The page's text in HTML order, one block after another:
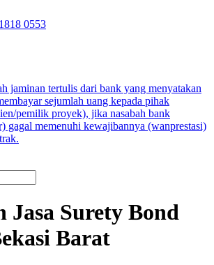
0553
Jasa Surety Bond
Barat